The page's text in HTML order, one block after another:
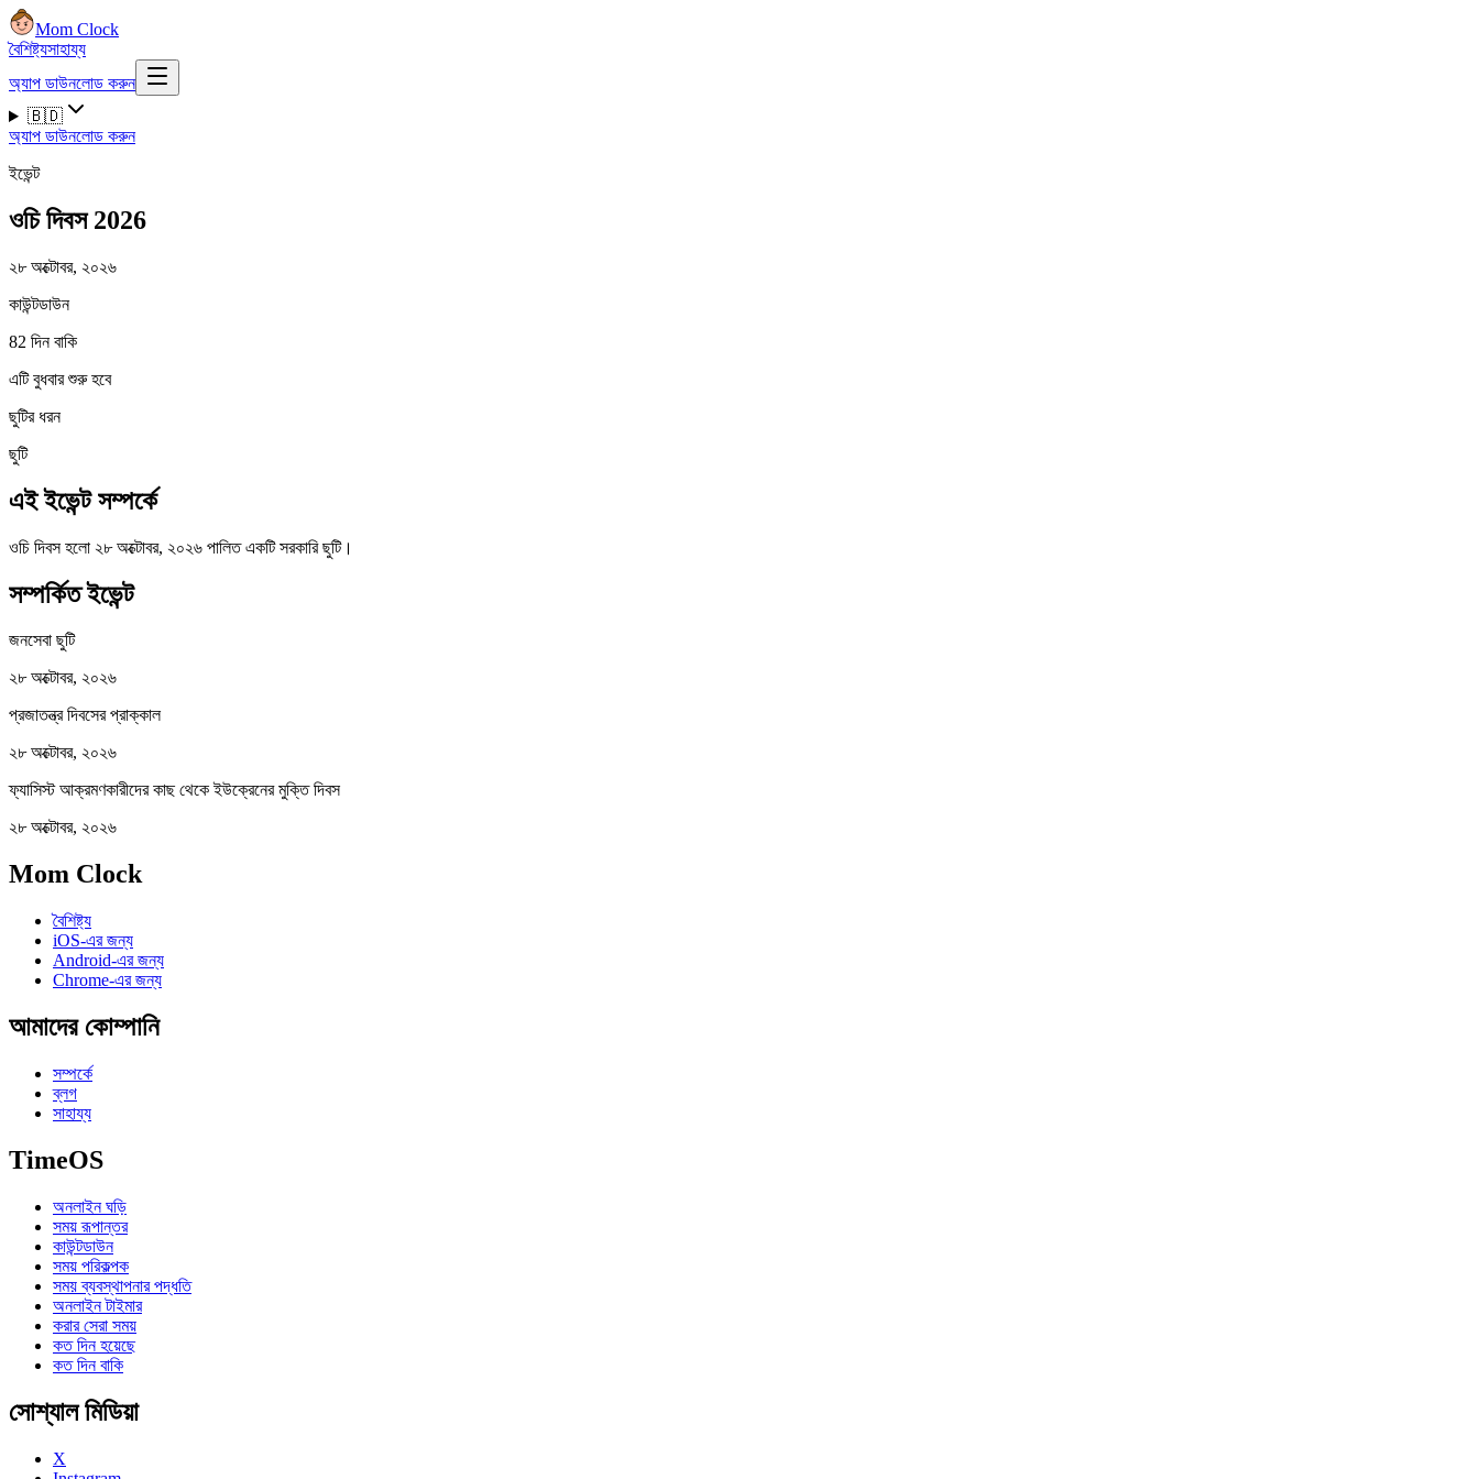
Mom Clock
বৈশিষ্ট্যসাহায্য
অ্যাপ ডাউনলোড করুন
🇧🇩
অ্যাপ ডাউনলোড করুন
ইভেন্ট
ওচি দিবস 2026
২৮ অক্টোবর, ২০২৬
কাউন্টডাউন
82 দিন বাকি
এটি বুধবার শুরু হবে
ছুটির ধরন
ছুটি
এই ইভেন্ট সম্পর্কে
ওচি দিবস হলো ২৮ অক্টোবর, ২০২৬ পালিত একটি সরকারি ছুটি।
সম্পর্কিত ইভেন্ট
জনসেবা ছুটি
২৮ অক্টোবর, ২০২৬
প্রজাতন্ত্র দিবসের প্রাক্কাল
২৮ অক্টোবর, ২০২৬
ফ্যাসিস্ট আক্রমণকারীদের কাছ থেকে ইউক্রেনের মুক্তি দিবস
২৮ অক্টোবর, ২০২৬
Mom Clock
বৈশিষ্ট্য
iOS-এর জন্য
Android-এর জন্য
Chrome-এর জন্য
আমাদের কোম্পানি
সম্পর্কে
ব্লগ
সাহায্য
TimeOS
অনলাইন ঘড়ি
সময় রূপান্তর
কাউন্টডাউন
সময় পরিকল্পক
সময় ব্যবস্থাপনার পদ্ধতি
অনলাইন টাইমার
করার সেরা সময়
কত দিন হয়েছে
কত দিন বাকি
সোশ্যাল মিডিয়া
X